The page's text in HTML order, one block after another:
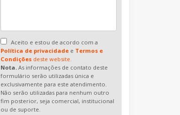
Aceito e estou de acordo com a
Política de privacidade e Termos e
Condições deste website.
Nota. As informações de contato deste
formulário serão utilizadas única e
exclusivamente para este atendimento.
Não serão utilizadas para nenhum outro
fim posterior, seja comercial, institucional
ou de suporte.